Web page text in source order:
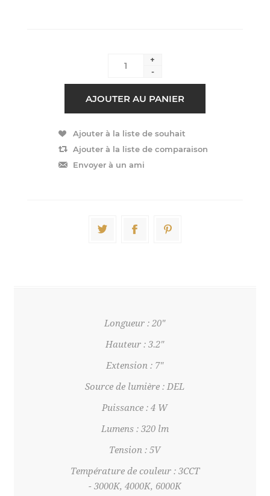
+
-
Longueur : 20"
Hauteur : 3.2"
Extension : 7"
Source de lumière : DEL
Puissance : 4 W
Lumens : 320 lm
Tension : 5V
Température de couleur : 3CCT
- 3000K, 4000K, 6000K